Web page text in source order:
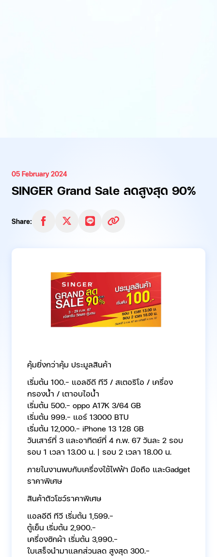
05 February 2024
SINGER Grand Sale ลดสูงสุด 90%
Share:
คุ้มยิ่งกว่าคุ้ม ประมูลสินค้า
เริ่มต้น 100.- แอลอีดี ทีวี / สเตอริโอ / เครื่อง
กรองน้ำ / เตาอบไอน้ำ
เริ่มต้น 500.- oppo A17K 3/64 GB
เริ่มต้น 999.- แอร์ 13000 BTU
เริ่มต้น 12,000.- iPhone 13 128 GB
วันเสาร์ที่ 3 และอาทิตย์ที่ 4 ก.พ. 67 วันละ 2 รอบ
รอบ 1 เวลา 13.00 น. | รอบ 2 เวลา 18.00 น.
ภายในงานพบกับเครื่องใช้ไฟฟ้า มือถือ และGadget
ราคาพิเศษ
สินค้าตัวโชว์ราคาพิเศษ
แอลอีดี ทีวี เริ่มต้น 1,599.-
ตู้เย็น เริ่มต้น 2,900.-
เครื่องซักผ้า เริ่มต้น 3,990.-
ใบเสร็จนำมาแลกส่วนลด สูงสุด 300.-